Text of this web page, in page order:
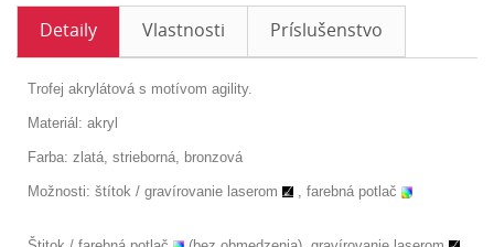
Detaily Vlastnosti Príslušenstvo
Trofej akrylátová s motívom agility.
Materiál: akryl
Farba: zlatá, strieborná, bronzová
Možnosti: štítok / gravírovanie laserom , farebná potlač